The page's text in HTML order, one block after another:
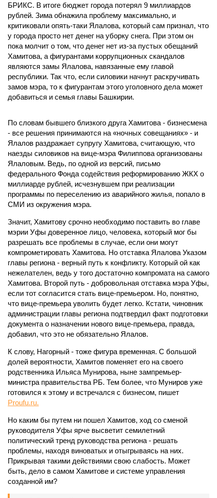
БРИКС. В итоге бюджет города потерял 9 миллиардов
рублей. Зима обнажила проблему максимально, и
критиковали опять-таки Ялалова, который сам признал, что
у города просто нет денег на уборку снега. При этом он
пока молчит о том, что денег нет из-за пустых обещаний
Хамитова, а фигурантами коррупционных скандалов
являются замы Ялалова, навязанные ему главой
республики. Так что, если силовики начнут раскручивать
замов мэра, то к фигурантам этого уголовного дела может
добавиться и семья главы Башкирии.
По словам бывшего близкого друга Хамитова - бизнесмена
- все решения принимаются на «ночных совещаниях» - и
Ялалов раздражает супругу Хамитова, считающую, что
наезды силовиков на вице-мэра Филиппова организованы
Ялаловым. Ведь, по одной из версий, письмо
федерального Фонда содействия реформированию ЖКХ о
миллиарде рублей, исчезнувшем при реализации
программы по переселению из аварийного жилья, попало в
СМИ из окружения мэра.
Значит, Хамитову срочно необходимо поставить во главе
мэрии Уфы доверенное лицо, человека, который мог бы
разрешать все проблемы в случае, если они могут
компрометировать Хамитова. Но отставка Ялалова Указом
главы региона - верный путь к конфликту. Который ой как
нежелателен, ведь у того достаточно компромата на самого
Хамитова. Второй путь - добровольная отставка мэра Уфы,
если тот согласится стать вице-премьером. Но, понятно,
что вице-премьера уволить будет легко. Кстати, чиновник
администрации главы региона подтвердил факт подготовки
документа о назначении нового вице-премьера, правда,
добавил, что это не обязательно Ялалов.
К слову, Нагорный - тоже фигура временная. С большой
долей вероятности, Хамитов поменяет его на своего
родственника Ильяса Мунирова, ныне зампремьер-
министра правительства РБ. Тем более, что Муниров уже
готовился к этому и встречался с бизнесом, пишет
Рroufu.ru.
Но каким бы путем ни пошел Хамитов, ход со сменой
руководителя Уфы ярче высветит семилетний
политический тренд руководства региона - решать
проблемы, находя виноватых и отыгрываясь на них.
Прикрывая такими действиями свою слабость. Может
быть, дело в самом Хамитове и системе управления
созданной им?